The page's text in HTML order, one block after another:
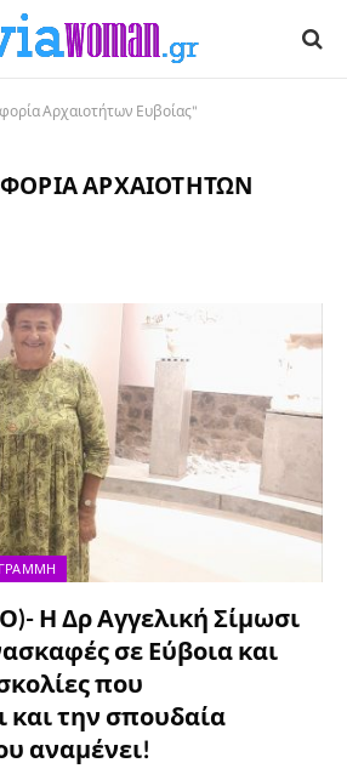
Αρχαιοτήτων Ευβοίας"
ΑΡΧΑΙΟΤΉΤΩΝ
Η Δρ Αγγελική Σίμωσι
σε Εύβοια και
που
και την σπουδαία
αναμένει!